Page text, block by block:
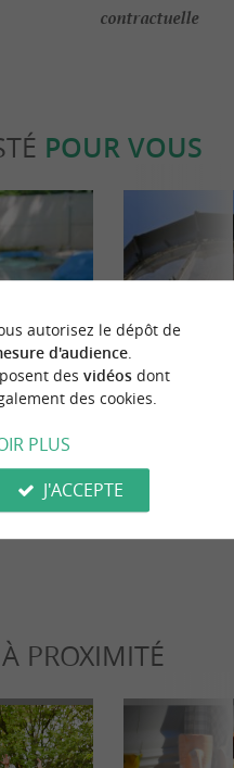
contractuelle
POUR VOUS
l’île
À PROXIMITÉ
autorisez le dépôt de
d'audience.
des vidéosdont
des cookies.
PLUS
J'ACCEPTE